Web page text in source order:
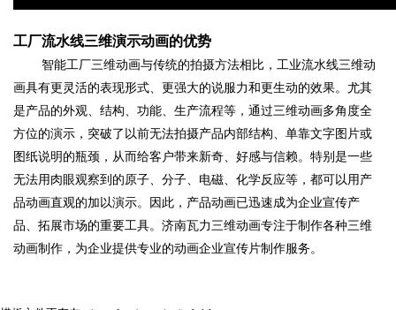
工厂流水线三维演示动画的优势
智能工厂三维动画与传统的拍摄方法相比，工业流水线三维动
画具有更灵活的表现形式、更强大的说服力和更生动的效果。尤其
是产品的外观、结构、功能、生产流程等，通过三维动画多角度全
方位的演示，突破了以前无法拍摄产品内部结构、单靠文字图片或
图纸说明的瓶颈，从而给客户带来新奇、好感与信赖。特别是一些
无法用肉眼观察到的原子、分子、电磁、化学反应等，都可以用产
品动画直观的加以演示。因此，产品动画已迅速成为企业宣传产
品、拓展市场的重要工具。济南瓦力三维动画专注于制作各种三维
动画制作，为企业提供专业的动画企业宣传片制作服务。